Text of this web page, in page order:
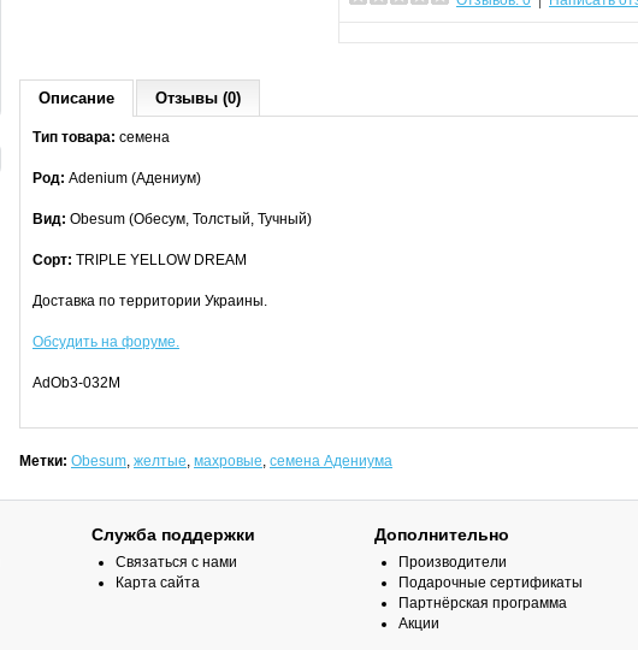
Описание Отзывы (0)
Тип товара: семена
Род: Adenium (Адениум)
Вид: Obesum (Обесум, Толстый, Тучный)
Сорт: TRIPLE YELLOW DREAM
Доставка по территории Украины.
Обсудить на форуме.
AdOb3-032M
Метки: Obesum, желтые, махровые, семена Адениума
Служба поддержки
Связаться с нами
Карта сайта
Дополнительно
Производители
Подарочные сертификаты
Партнёрская программа
Акции